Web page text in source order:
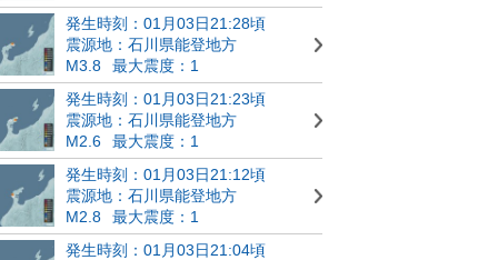
発生時刻：01月03日21:28頃
震源地：石川県能登地方
M3.8
最大震度：1
発生時刻：01月03日21:23頃
震源地：石川県能登地方
M2.6
最大震度：1
発生時刻：01月03日21:12頃
震源地：石川県能登地方
M2.8
最大震度：1
発生時刻：01月03日21:04頃